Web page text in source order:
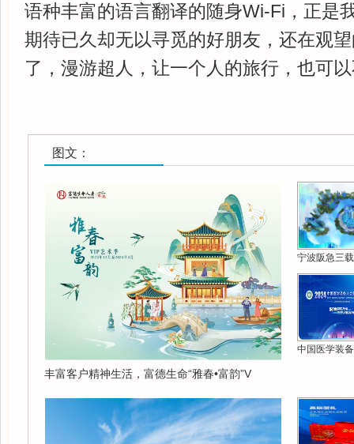
语种丰富的语言翻译的随身Wi-Fi，正是
期待已久却无以寻觅的好朋友，还在观
了，漫游超人，让一个人的旅行，也可
图文：
丰富客户精神生活，富德生命“雅春•富韵”V
宁波阪急三
中国医学装